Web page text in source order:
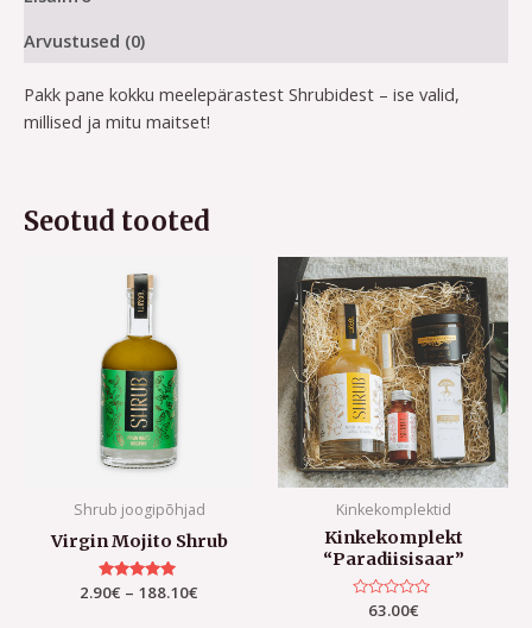
Arvustused (0)
Pakk pane kokku meelepärastest Shrubidest – ise valid,
millised ja mitu maitset!
Seotud tooted
Shrub joogipõhjad
Virgin Mojito Shrub
Hinnanguga
2.90€ – 188.10€
Kinkekomplektid
Kinkekomplekt
“Paradiisisaar”
Hinnanguga
63.00€